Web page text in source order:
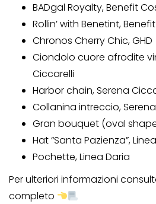
BADgal Royalty, Benefit
Rollin’ with Benetint,
Chronos Cherry Chic, GHD
Ciondolo cuore afrodite
Ciccarelli
Harbor chain, Serena
Collanina intreccio,
Gran bouquet (oval
Hat “Santa Pazienza”,
Pochette, Linea Daria
Per ulteriori informazioni
completo